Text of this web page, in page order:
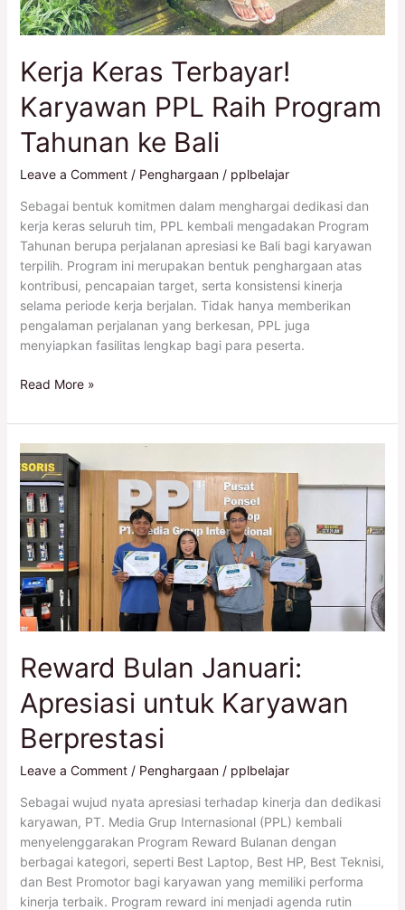
Kerja Keras Terbayar!
Karyawan PPL Raih Program
Tahunan ke Bali
Leave a Comment / Penghargaan/ pplbelajar
Sebagai bentuk komitmen dalam menghargai dedikasi dan
kerja keras seluruh tim, PPL kembali mengadakan Program
Tahunan berupa perjalanan apresiasi ke Bali bagi karyawan
terpilih. Program ini merupakan bentuk penghargaan atas
kontribusi, pencapaian target, serta konsistensi kinerja
selama periode kerja berjalan. Tidak hanya memberikan
pengalaman perjalanan yang berkesan, PPL juga
menyiapkan fasilitas lengkap bagi para peserta.
Read More »
Reward Bulan Januari:
Apresiasi untuk Karyawan
Berprestasi
Leave a Comment / Penghargaan/ pplbelajar
Sebagai wujud nyata apresiasi terhadap kinerja dan dedikasi
karyawan, PT. Media Grup Internasional (PPL) kembali
menyelenggarakan Program Reward Bulanan dengan
berbagai kategori, seperti Best Laptop, Best HP, Best Teknisi,
dan Best Promotor bagi karyawan yang memiliki performa
kinerja terbaik. Program reward ini menjadi agenda rutin
Reward
Bulan
Januari:
Apresiasi
untuk
Karyawan
Berprestasi